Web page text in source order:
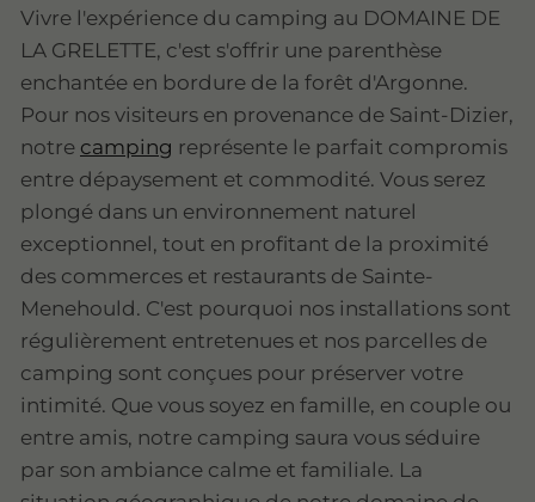
Vivre l'expérience du camping au DOMAINE DE
LA GRELETTE, c'est s'offrir une parenthèse
enchantée en bordure de la forêt d'Argonne.
Pour nos visiteurs en provenance de Saint-Dizier,
notre camping représente le parfait compromis
entre dépaysement et commodité. Vous serez
plongé dans un environnement naturel
exceptionnel, tout en profitant de la proximité
des commerces et restaurants de Sainte-
Menehould. C'est pourquoi nos installations sont
régulièrement entretenues et nos parcelles de
camping sont conçues pour préserver votre
intimité. Que vous soyez en famille, en couple ou
entre amis, notre camping saura vous séduire
par son ambiance calme et familiale. La